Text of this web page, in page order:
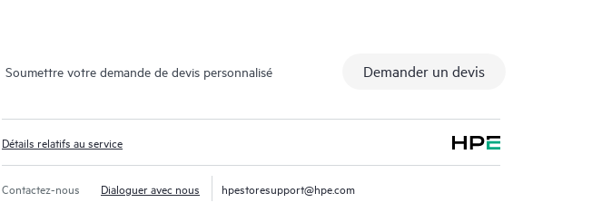
Soumettre votre demande de devis personnalisé Demander un devis
Détails relatifs au service
Contactez-nous Dialoguer avec nous hpestoresupport@hpe.com